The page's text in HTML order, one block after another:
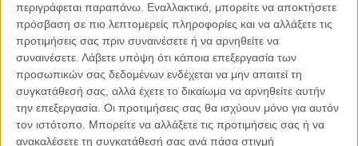
περιγράφεται παραπάνω. Εναλλακτικά, μπορείτε να αποκτήσετε
πρόσβαση σε πιο λεπτομερείς πληροφορίες και να αλλάξετε τις
προτιμήσεις σας πριν συναινέσετε ή να αρνηθείτε να
συναινέσετε. Λάβετε υπόψη ότι κάποια επεξεργασία των
προσωπικών σας δεδομένων ενδέχεται να μην απαιτεί τη
συγκατάθεσή σας, αλλά έχετε το δικαίωμα να αρνηθείτε αυτήν
την επεξεργασία. Οι προτιμήσεις σας θα ισχύουν μόνο για αυτόν
τον ιστότοπο. Μπορείτε να αλλάξετε τις προτιμήσεις σας ή να
ανακαλέσετε τη συγκατάθεσή σας ανά πάσα στιγμή
Αντώνιος Ντακανάλης
Τέμπη: Η Κορυφή του Παγόβουνου
μιας Κοινωνίας που βράζει
Γιάννης Πανούσης
Μικροδιάβολοι ή άγουροι
εγκληματίες; – Άρθρο – παρέμβαση